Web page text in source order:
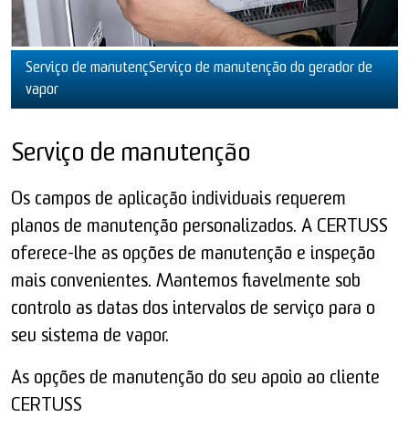
Serviço de manutençServiço de manutenção do gerador de
vapor
Serviço de manutenção
Os campos de aplicação individuais requerem
planos de manutenção personalizados. A CERTUSS
oferece-lhe as opções de manutenção e inspeção
mais convenientes. Mantemos fiavelmente sob
controlo as datas dos intervalos de serviço para o
seu sistema de vapor.
As opções de manutenção do seu apoio ao cliente
CERTUSS